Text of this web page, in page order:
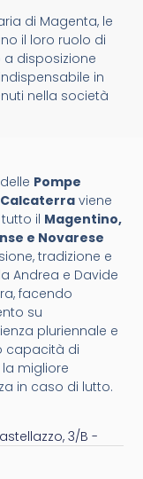
di Magenta, le
il loro ruolo di
a disposizione
in
nella società
Pompe
viene
il Magentino,
e Novarese
tradizione e
Andrea e Davide
facendo
su
pluriennale e
capacità di
migliore
in caso di lutto.
3/B -